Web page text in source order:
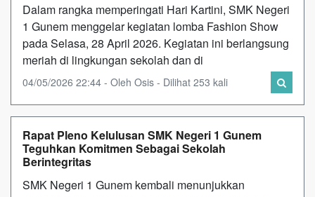
Dalam rangka memperingati Hari Kartini, SMK Negeri
1 Gunem menggelar kegiatan lomba Fashion Show
pada Selasa, 28 April 2026. Kegiatan ini berlangsung
meriah di lingkungan sekolah dan di
04/05/2026 22:44 - Oleh Osis - Dilihat 253 kali
Rapat Pleno Kelulusan SMK Negeri 1 Gunem
Teguhkan Komitmen Sebagai Sekolah
Berintegritas
SMK Negeri 1 Gunem kembali menunjukkan